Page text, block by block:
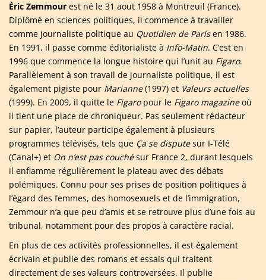
Éric Zemmour est né le 31 aout 1958 à Montreuil (France).
Diplômé en sciences politiques, il commence à travailler
comme journaliste politique au Quotidien de Parisen 1986.
En 1991, il passe comme éditorialiste à Info-Matin. C’est en
1996 que commence la longue histoire qui l’unit au Figaro.
Parallèlement à son travail de journaliste politique, il est
également pigiste pour Marianne(1997) et Valeurs actuelles
(1999). En 2009, il quitte le Figaropour le Figaro magazineoù
il tient une place de chroniqueur. Pas seulement rédacteur
sur papier, l’auteur participe également à plusieurs
programmes télévisés, tels que Ça se disputesur I-Télé
(Canal+) et On n’est pas couchésur France 2, durant lesquels
il enflamme régulièrement le plateau avec des débats
polémiques. Connu pour ses prises de position politiques à
l’égard des femmes, des homosexuels et de l’immigration,
Zemmour n’a que peu d’amis et se retrouve plus d’une fois au
tribunal, notamment pour des propos à caractère racial.
En plus de ces activités professionnelles, il est également
écrivain et publie des romans et essais qui traitent
directement de ses valeurs controversées. Il publie